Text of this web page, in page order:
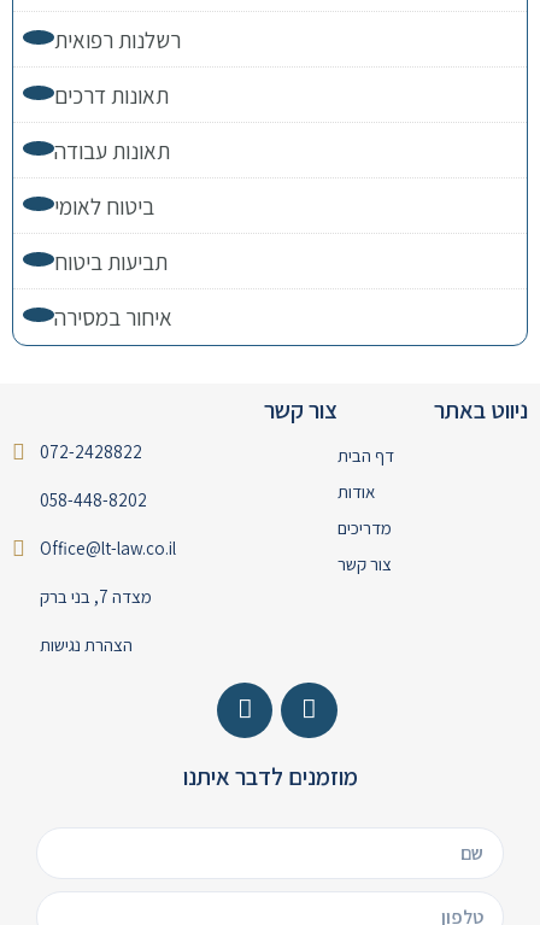
רשלנות רפואית
תאונות דרכים
תאונות עבודה
ביטוח לאומי
תביעות ביטוח
איחור במסירה
צור קשר
072-2428822
058-448-8202
Office@lt-law.co.il
מצדה 7, בני ברק
הצהרת נגישות
ניווט באתר
דף הבית
אודות
מדריכים
צור קשר
מוזמנים לדבר איתנו